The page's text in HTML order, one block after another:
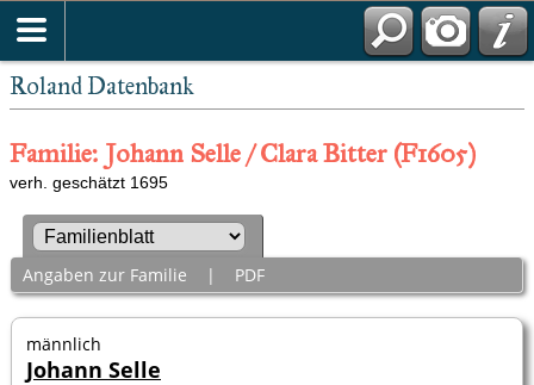
Roland Datenbank
Familie: Johann Selle / Clara Bitter (F1605)
verh. geschätzt 1695
Angaben zur Familie | PDF
männlich
Johann Selle